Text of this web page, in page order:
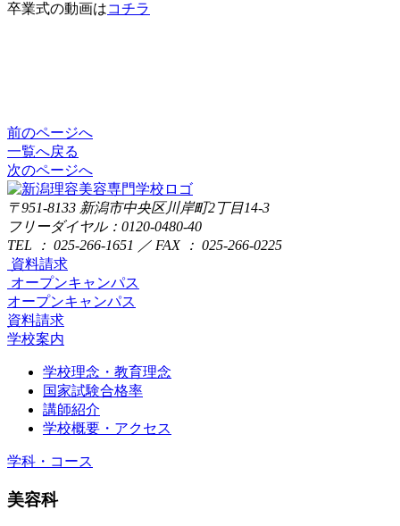
卒業式の動画はコチラ
前のページへ
一覧へ戻る
次のページへ
〒951-8133 新潟市中央区川岸町2丁目14-3
フリーダイヤル：0120-0480-40
TEL ： 025-266-1651 ／ FAX ： 025-266-0225
資料請求
オープンキャンパス
オープンキャンパス
資料請求
学校案内
学校理念・教育理念
国家試験合格率
講師紹介
学校概要・アクセス
学科・コース
美容科